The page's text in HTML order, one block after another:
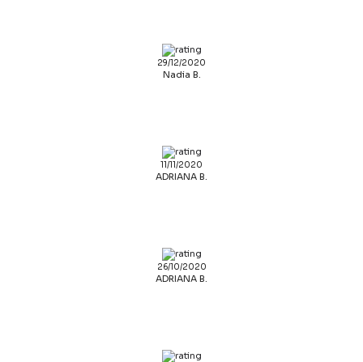
29/12/2020
Nadia B.
11/11/2020
ADRIANA B.
26/10/2020
ADRIANA B.